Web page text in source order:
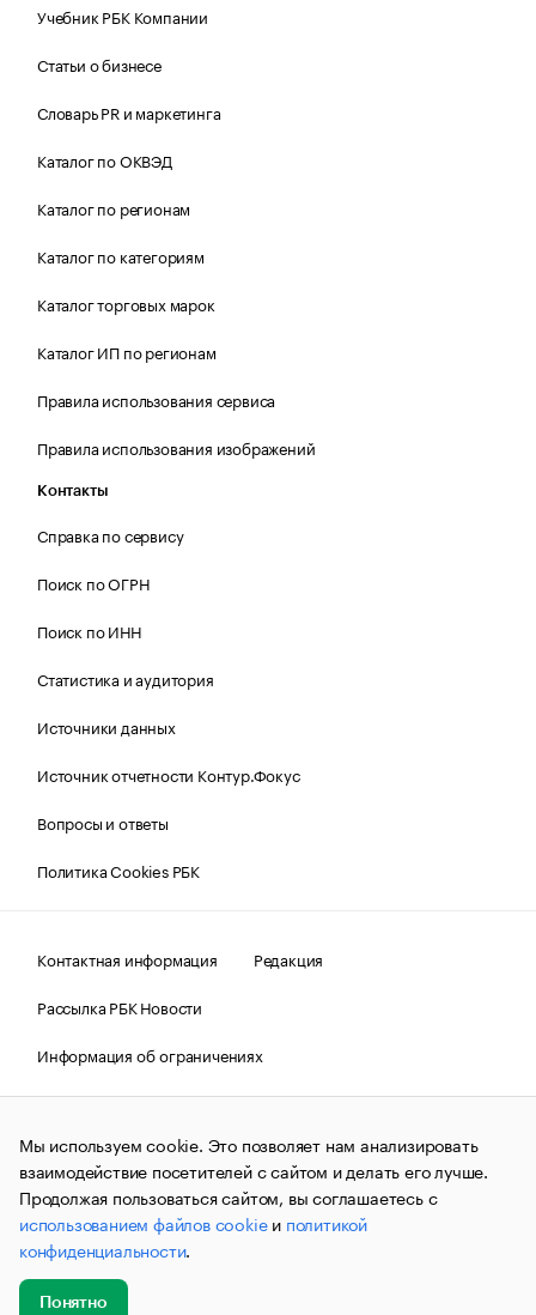
Учебник РБК Компании
Статьи о бизнесе
Словарь PR и маркетинга
Каталог по ОКВЭД
Каталог по регионам
Каталог по категориям
Каталог торговых марок
Каталог ИП по регионам
Правила использования сервиса
Правила использования изображений
Контакты
Справка по сервису
Поиск по ОГРН
Поиск по ИНН
Статистика и аудитория
Источники данных
Источник отчетности Контур.Фокус
Вопросы и ответы
Политика Cookies РБК
Контактная информация
Редакция
Рассылка РБК Новости
Информация об ограничениях
Правовая информация
О соблюдении авторских прав
© АО «РОСБИЗНЕСКОНСАЛТИНГ»,1995–2026.Сообщения
и материалы информационного агентства «РБК»
(зарегистрировано Федеральной службой по надзору в сфере
связи, информационных технологий и массовых
коммуникаций (Роскомнадзор) 09.12.2015 за номером ИА
№ФС77-63848) сопровождаются пометкой «РБК». Отдельные
публикации могут содержать информацию,
не предназначенную для пользователей
до 18 лет.
Мы используем cookie. Это позволяет нам анализировать
взаимодействие посетителей с сайтом и делать его лучше.
Продолжая пользоваться сайтом, вы соглашаетесь с
использованием файлов cookieи политикой
конфиденциальности.
Понятно